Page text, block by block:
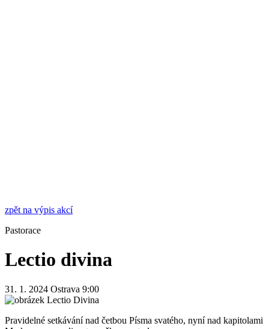
zpět na výpis akcí
Pastorace
Lectio divina
31. 1. 2024 Ostrava 9:00
Pravidelné setkávání nad četbou Písma svatého, nyní nad kapitolami